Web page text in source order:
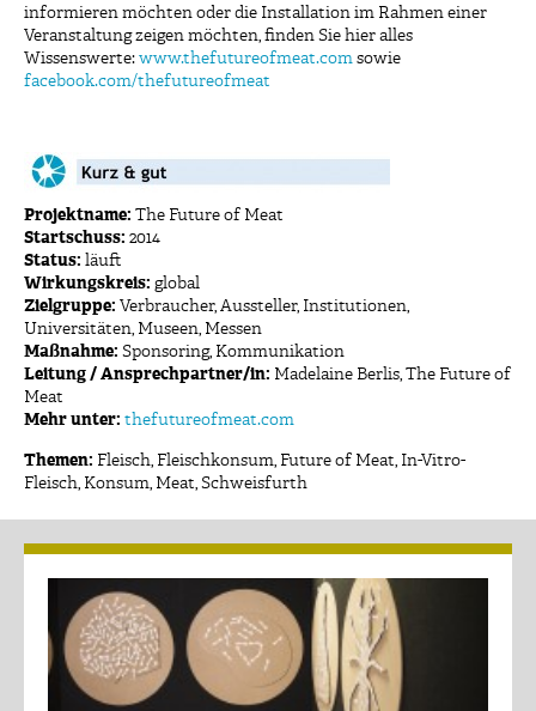
informieren möchten oder die Installation im Rahmen einer
Veranstaltung zeigen möchten, finden Sie hier alles
Wissenswerte: www.thefutureofmeat.com sowie
facebook.com/thefutureofmeat
Projektname: The Future of Meat
Startschuss: 2014
Status: läuft
Wirkungskreis: global
Zielgruppe: Verbraucher, Aussteller, Institutionen,
Universitäten, Museen, Messen
Maßnahme: Sponsoring, Kommunikation
Leitung / Ansprechpartner/in: Madelaine Berlis, The Future of
Meat
Mehr unter: thefutureofmeat.com
Themen: Fleisch Fleischkonsum Future of Meat In-Vitro-
Fleisch Konsum Meat Schweisfurth